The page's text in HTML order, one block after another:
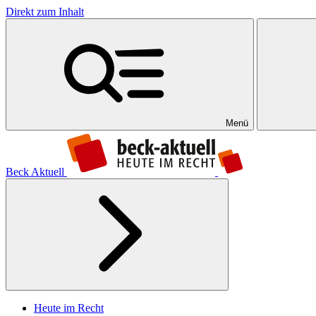
Direkt zum Inhalt
Menü
Beck Aktuell
Heute im Recht